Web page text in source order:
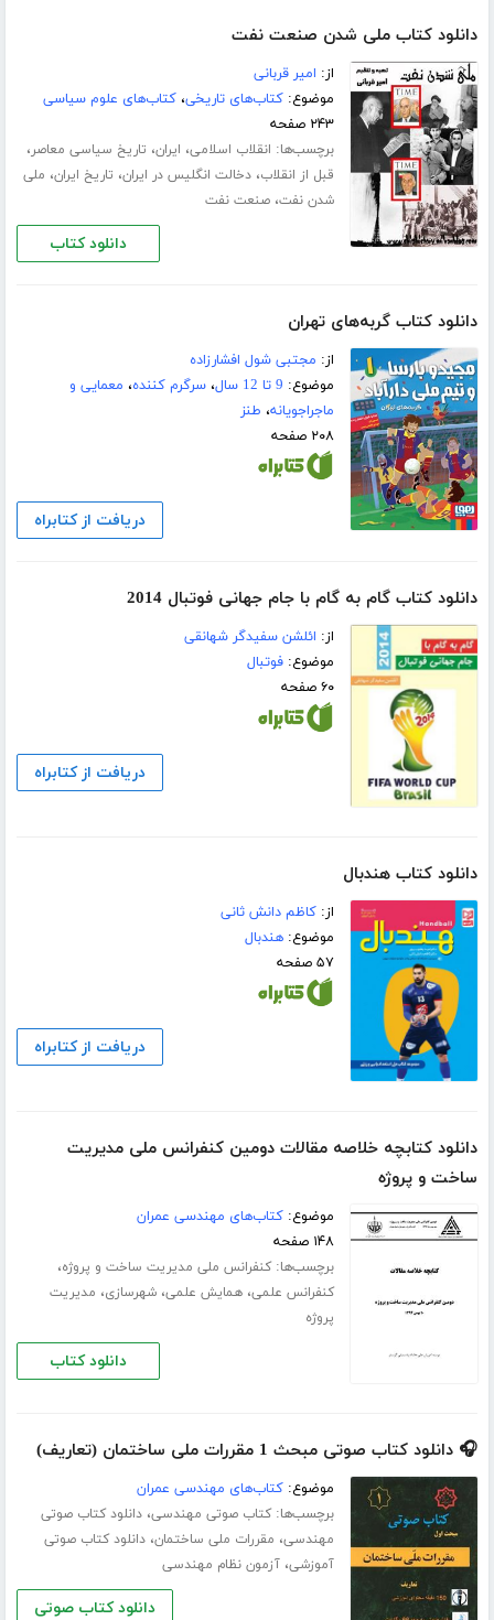
دانلود کتاب ملی شدن صنعت نفت
از: امیر قربانی
موضوع:کتاب‌های تاریخی،کتاب‌های علوم سیاسی
۲۴۳ صفحه
برچسب‌ها: انقلاب اسلامی، ایران، تاریخ سیاسی معاصر،
قبل از انقلاب،دخالت انگلیس در ایران، تاریخ ایران، ملی
شدن نفت،صنعت نفت
دانلود کتاب
دانلود کتاب گربه‌های تهران
از: مجتبی شول افشارزاده
موضوع: 9 تا 12 سال ،سرگرم کننده، معمایی و
ماجراجویانه، طنز
۲۰۸ صفحه
دریافت از کتابراه
دانلود کتاب گام به گام با جام جهانی فوتبال 2014
از: ائلشن سفیدگر شهانقی
موضوع:فوتبال
۶۰ صفحه
دریافت از کتابراه
دانلود کتاب هندبال
از:کاظم دانش ثانی
موضوع:هندبال
۵۷ صفحه
دریافت از کتابراه
دانلود کتابچه خلاصه مقالات دومین کنفرانس ملی مدیریت
ساخت و پروژه
موضوع:کتاب‌های مهندسی عمران
۱۴۸ صفحه
برچسب‌ها:کنفرانس ملی مدیریت ساخت و پروژه،
کنفرانس علمی،همایش علمی،شهرسازی، مدیریت
پروژه
دانلود کتاب
🎧 دانلود کتاب صوتی مبحث 1 مقررات ملی ساختمان (تعاریف)
موضوع:کتاب‌های مهندسی عمران
برچسب‌ها:کتاب صوتی مهندسی،دانلود کتاب صوتی
مهندسی، مقررات ملی ساختمان،دانلود کتاب صوتی
آموزشی،آزمون نظام مهندسی
دانلود کتاب صوتی